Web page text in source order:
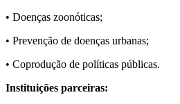
• Doenças zoonóticas;
• Prevenção de doenças urbanas;
• Coprodução de políticas públicas.
Instituições parceiras: